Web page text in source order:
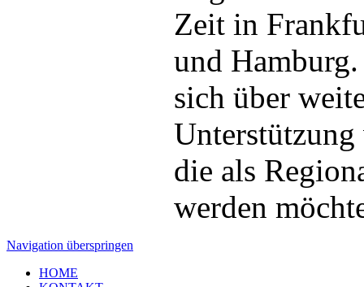
Zeit in
und
sich über
die als
werden
Navigation überspringen
HOME